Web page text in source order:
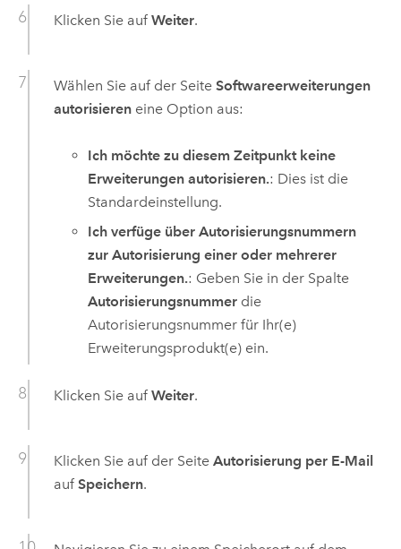
Klicken Sie auf Weiter.
Wählen Sie auf der Seite Softwareerweiterungen
autorisiereneine Option aus:
Ich möchte zu diesem Zeitpunkt keine
Erweiterungen autorisieren.: Dies ist die
Standardeinstellung.
Ich verfüge über Autorisierungsnummern
zur Autorisierung einer oder mehrerer
Erweiterungen.: Geben Sie in der Spalte
Autorisierungsnummer die
Autorisierungsnummer für Ihr(e)
Erweiterungsprodukt(e) ein.
Klicken Sie auf Weiter.
Klicken Sie auf der Seite Autorisierung per E-Mail
auf Speichern.